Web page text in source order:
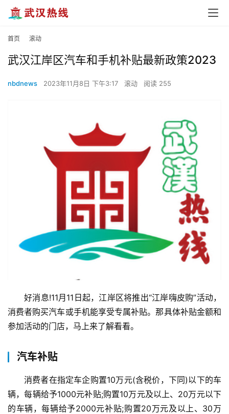
首页 滚动
武汉江岸区汽车和手机补贴最新政策2023
nbdnews 2023年11月8日 下午3:17 滚动 阅读 255
好消息!11月11日起，江岸区将推出“江岸嗨皮购”活动，
消费者购买汽车或手机能享受专属补贴。那具体补贴金额和
参加活动的门店，马上来了解看看。
汽车补贴
消费者在指定车企购置10万元(含税价，下同)以下的车
辆，每辆给予1000元补贴;购置10万元及以上、20万元以下
的车辆，每辆给予2000元补贴;购置20万元及以上、30万